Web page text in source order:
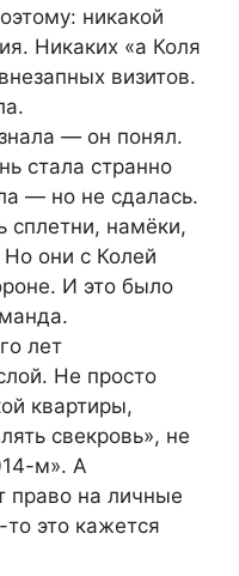
никакой
Никаких «а Коля
визитов.
— он понял.
стала странно
— но не сдалась.
сплетни, намёки,
они с Колей
И это было
лет
Не просто
квартиры,
свекровь», не
м». А
право на личные
это кажется